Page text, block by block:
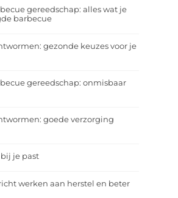
gereedschap: alles wat je
barbecue
gezonde keuzes voor je
gereedschap: onmisbaar
goede verzorging
je past
werken aan herstel en beter